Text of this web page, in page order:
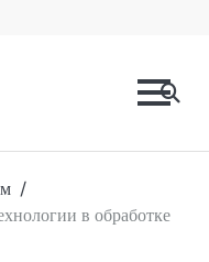
в обработке